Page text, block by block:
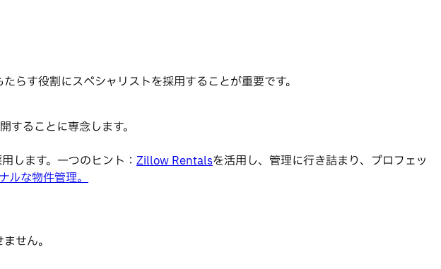
らす役割にスペシャリストを採用することが重要です。
することに専念します。
します。一つのヒント： Zillow Rentalsを活用し、管理に行き詰まり、プロフェッ
ルな物件管理。
せん。